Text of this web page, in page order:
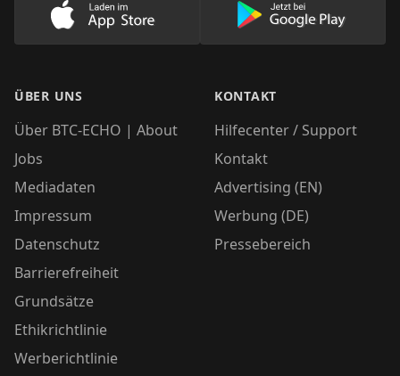
Lade unsere App im AppStore herunter
Lade unsere
ÜBER UNS
Über BTC-ECHO | About
Jobs
Mediadaten
Impressum
Datenschutz
Barrierefreiheit
Grundsätze
Ethikrichtlinie
Werberichtlinie
KONTAKT
Hilfecenter / Support
Kontakt
Advertising (EN)
Werbung (DE)
Pressebereich